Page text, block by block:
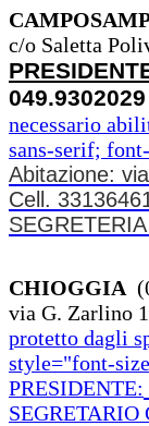
c/o Saletta
049.9302029
necessario
sans-serif;
Abitazione:
Cell.
CHIOGGIA
via G. Zarlino
protetto dagli
style="font-
PRESIDENTE:
SEGRETARIO